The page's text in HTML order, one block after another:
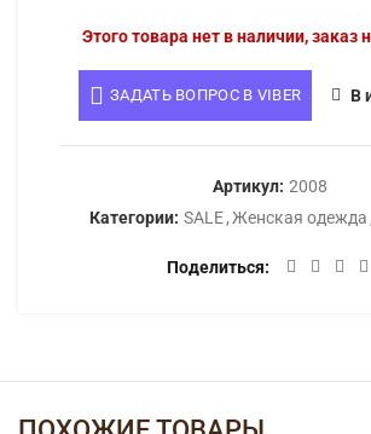
Этого товара нет в наличии, заказ
ЗАДАТЬ ВОПРОС В VIBER В
Артикул: 2008
Категории: SALE ,Женская одежда
Поделиться